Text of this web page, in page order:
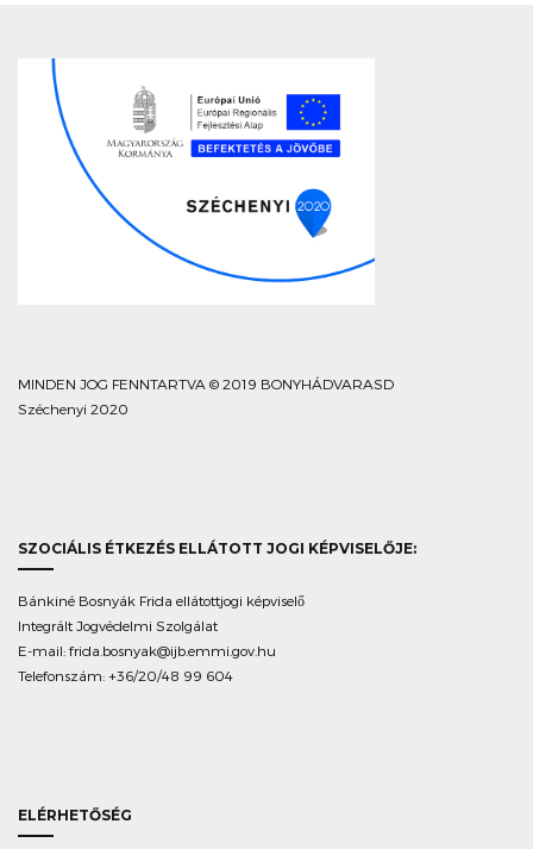
MINDEN JOG FENNTARTVA © 2019 BONYHÁDVARASD
Széchenyi 2020
SZOCIÁLIS ÉTKEZÉS ELLÁTOTT JOGI KÉPVISELŐJE:
Bánkiné Bosnyák Frida ellátottjogi képviselő
Integrált Jogvédelmi Szolgálat
E-mail: frida.bosnyak@ijb.emmi.gov.hu
Telefonszám: +36/20/48 99 604
ELÉRHETŐSÉG